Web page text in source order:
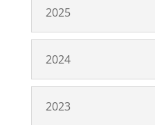
2025
2024
2023